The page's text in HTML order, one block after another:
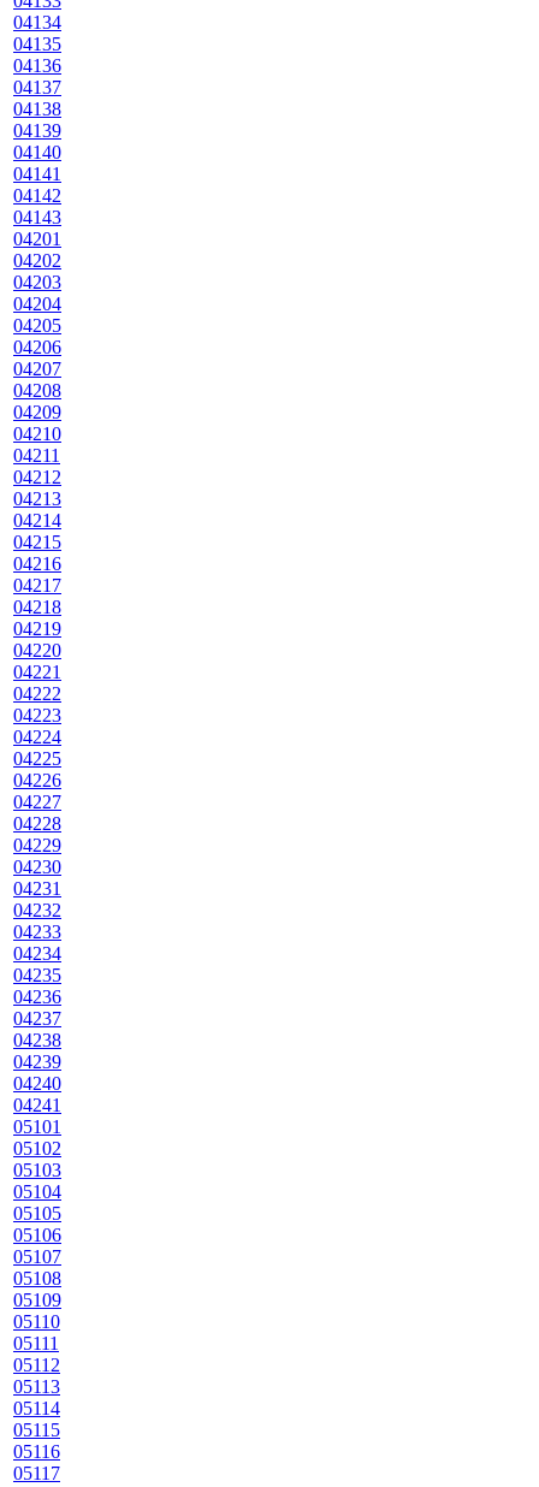
04134
04135
04136
04137
04138
04139
04140
04141
04142
04143
04201
04202
04203
04204
04205
04206
04207
04208
04209
04210
04211
04212
04213
04214
04215
04216
04217
04218
04219
04220
04221
04222
04223
04224
04225
04226
04227
04228
04229
04230
04231
04232
04233
04234
04235
04236
04237
04238
04239
04240
04241
05101
05102
05103
05104
05105
05106
05107
05108
05109
05110
05111
05112
05113
05114
05115
05116
05117